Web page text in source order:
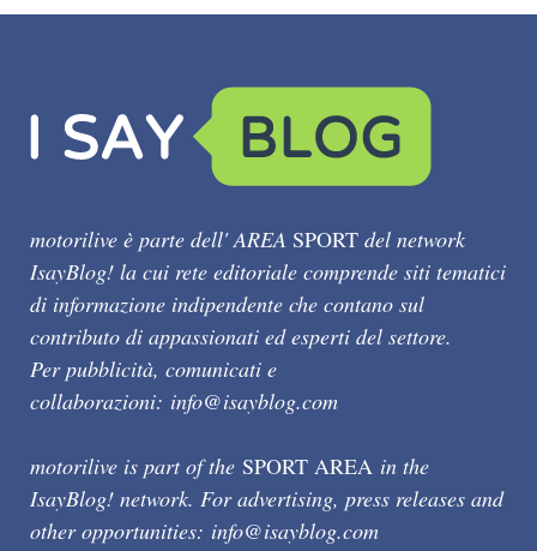
motorilive è parte dell' AREA SPORT del network
IsayBlog! la cui rete editoriale comprende siti tematici
di informazione indipendente che contano sul
contributo di appassionati ed esperti del settore.
Per pubblicità, comunicati e
collaborazioni: info@isayblog.com
motorilive is part of the SPORT AREA in the
IsayBlog! network. For advertising, press releases and
other opportunities: info@isayblog.com